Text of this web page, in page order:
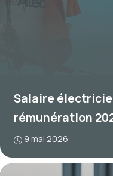
Salaire
rémunération
9 mai 2026